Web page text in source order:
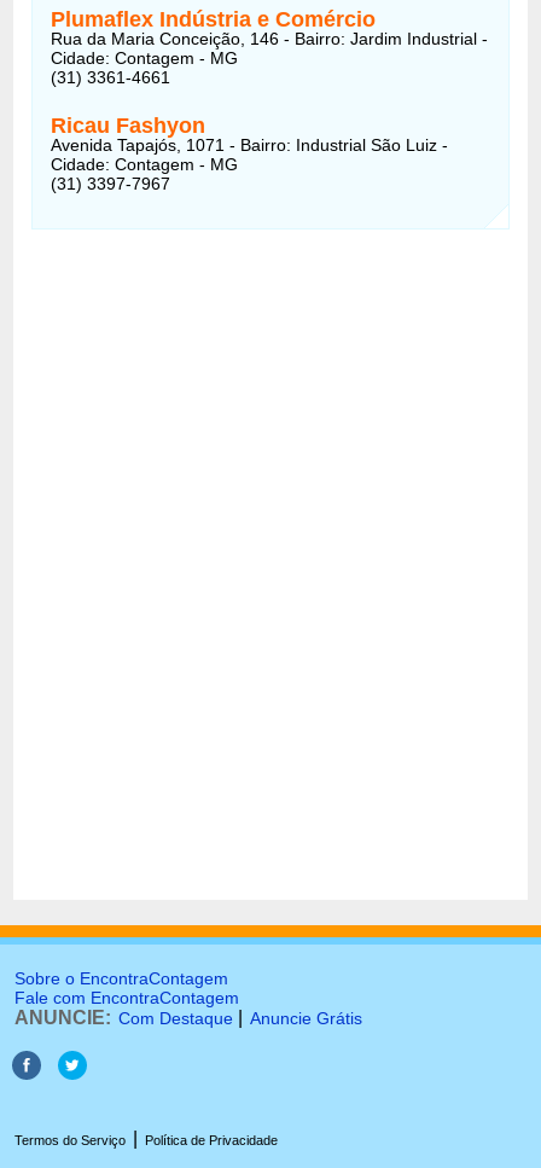
Plumaflex Indústria e Comércio
Rua da Maria Conceição, 146 - Bairro: Jardim Industrial -
Cidade: Contagem - MG
(31) 3361-4661
Ricau Fashyon
Avenida Tapajós, 1071 - Bairro: Industrial São Luiz -
Cidade: Contagem - MG
(31) 3397-7967
Sobre o EncontraContagem
Fale com EncontraContagem
ANUNCIE: Com Destaque Anuncie Grátis
Termos do Serviço Política de Privacidade